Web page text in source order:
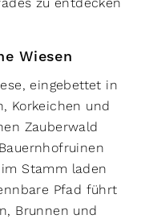
Wiesen
eingebettet in
Korkeichen und
Zauberwald
Stamm laden
Pfad führt
Brunnen und